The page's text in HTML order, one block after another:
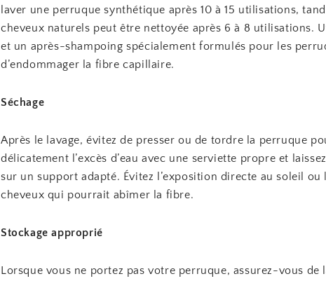
laver une perruque synthétique après 10 à 15 utilisations,
cheveux naturels peut être nettoyée après 6 à 8 utilisations.
et un après-shampoing spécialement formulés pour les
d’endommager la fibre capillaire.
Séchage
Après le lavage, évitez de presser ou de tordre la perruque
délicatement l’excès d’eau avec une serviette propre et
sur un support adapté. Évitez l’exposition directe au soleil ou
cheveux qui pourrait abîmer la fibre.
Stockage approprié
Lorsque vous ne portez pas votre perruque, assurez-vous de